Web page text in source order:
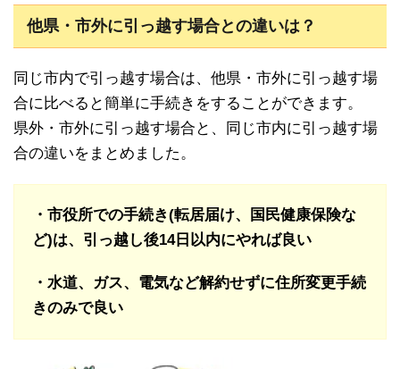
他県・市外に引っ越す場合との違いは？
同じ市内で引っ越す場合は、他県・市外に引っ越す場
合に比べると簡単に手続きをすることができます。
県外・市外に引っ越す場合と、同じ市内に引っ越す場
合の違いをまとめました。
・市役所での手続き(転居届け、国民健康保険な
ど)は、引っ越し後14日以内にやれば良い
・水道、ガス、電気など解約せずに住所変更手続
きのみで良い